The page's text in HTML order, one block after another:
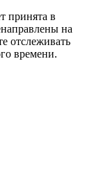
принята в
на
отслеживать
времени.